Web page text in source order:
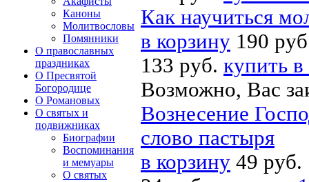
Каноны
Молитвословы
Помянники
О православных
праздниках
О Пресвятой
Богородице
О Романовых
О святых и
подвижниках
Биографии
Воспоминания
и мемуары
О святых
Как научиться
в корзину 190
133 руб. купить
Возможно, Вас
Вознесение
слово пастыря
в корзину 49 руб.